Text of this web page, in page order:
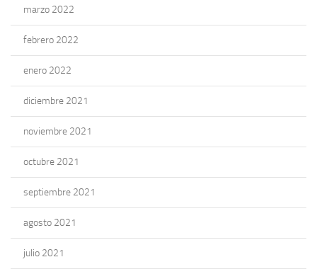
marzo 2022
febrero 2022
enero 2022
diciembre 2021
noviembre 2021
octubre 2021
septiembre 2021
agosto 2021
julio 2021